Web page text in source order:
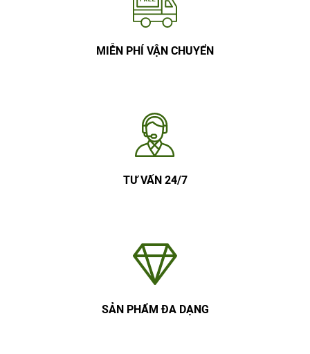
MIỄN PHÍ VẬN CHUYỂN
TƯ VẤN 24/7
SẢN PHẨM ĐA DẠNG